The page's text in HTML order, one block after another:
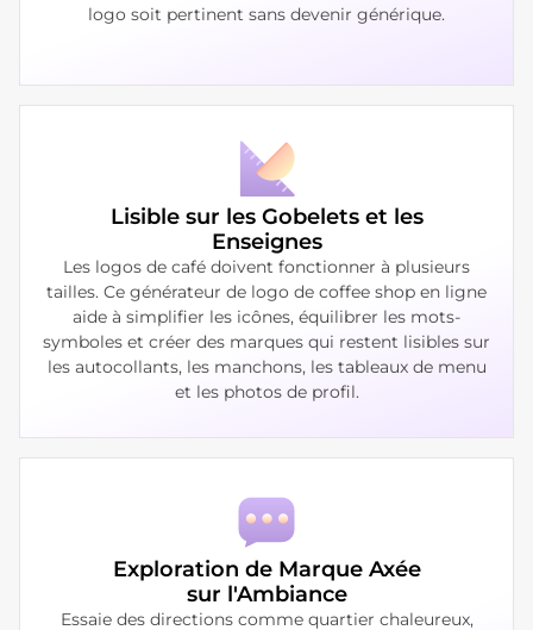
logo soit pertinent sans devenir générique.
Lisible sur les Gobelets et les
Enseignes
Les logos de café doivent fonctionner à plusieurs
tailles. Ce générateur de logo de coffee shop en ligne
aide à simplifier les icônes, équilibrer les mots-
symboles et créer des marques qui restent lisibles sur
les autocollants, les manchons, les tableaux de menu
et les photos de profil.
Exploration de Marque Axée
sur l'Ambiance
Essaie des directions comme quartier chaleureux,